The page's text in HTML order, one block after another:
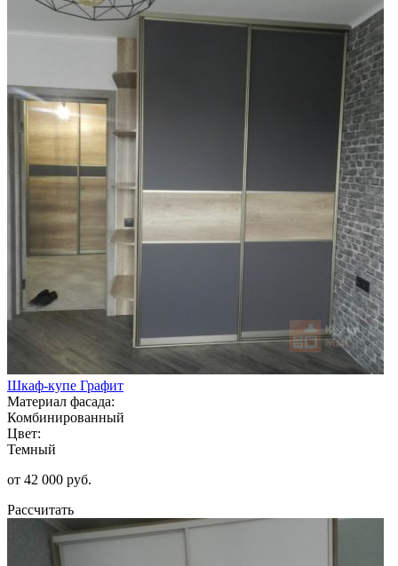
Шкаф-купе Графит
Материал фасада:
Комбинированный
Цвет:
Темный
от 42 000 руб.
Рассчитать